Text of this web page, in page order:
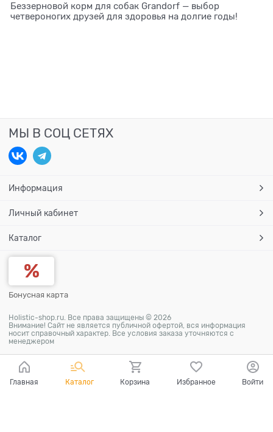
Беззерновой корм для собак Grandorf — выбор
четвероногих друзей для здоровья на долгие годы!
МЫ В СОЦ СЕТЯХ
Информация
Личный кабинет
Каталог
Бонусная карта
Holistic-shop.ru. Все права защищены © 2026
Внимание! Сайт не является публичной офертой, вся информация
носит справочный характер. Все условия заказа уточняются с
менеджером
Главная Каталог Корзина Избранное Войти